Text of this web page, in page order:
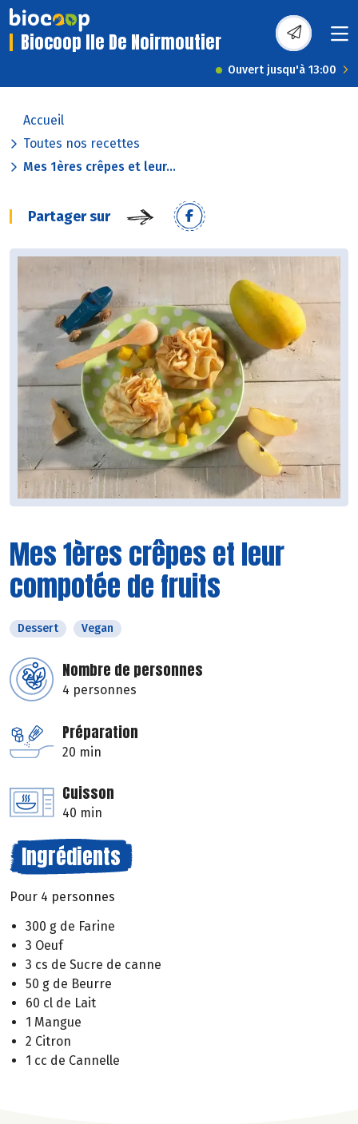
Biocoop Ile De Noirmoutier
Ouvert jusqu'à 13:00
Accueil
Toutes nos recettes
Mes 1ères crêpes et leur...
Partager sur
Mes 1ères crêpes et leur
compotée de fruits
Dessert Vegan
Nombre de personnes
4 personnes
Préparation
20 min
Cuisson
40 min
Ingrédients
Pour 4 personnes
300 g de Farine
3 Oeuf
3 cs de Sucre de canne
50 g de Beurre
60 cl de Lait
1 Mangue
2 Citron
1 cc de Cannelle